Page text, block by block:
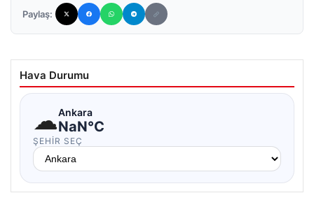
Paylaş:
Hava Durumu
☁Ankara
NaN°C
ŞEHIR SEÇ